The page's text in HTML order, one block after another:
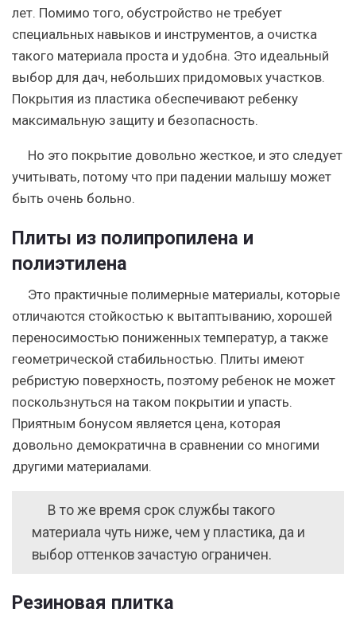
лет. Помимо того, обустройство не требует
специальных навыков и инструментов, а очистка
такого материала проста и удобна. Это идеальный
выбор для дач, небольших придомовых участков.
Покрытия из пластика обеспечивают ребенку
максимальную защиту и безопасность.
Но это покрытие довольно жесткое, и это следует
учитывать, потому что при падении малышу может
быть очень больно.
Плиты из полипропилена и
полиэтилена
Это практичные полимерные материалы, которые
отличаются стойкостью к вытаптыванию, хорошей
переносимостью пониженных температур, а также
геометрической стабильностью. Плиты имеют
ребристую поверхность, поэтому ребенок не может
поскользнуться на таком покрытии и упасть.
Приятным бонусом является цена, которая
довольно демократична в сравнении со многими
другими материалами.
В то же время срок службы такого
материала чуть ниже, чем у пластика, да и
выбор оттенков зачастую ограничен.
Резиновая плитка